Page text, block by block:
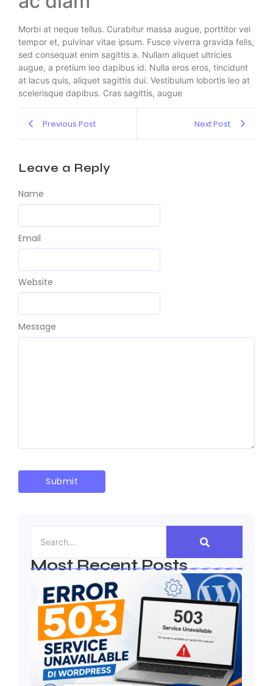
Morbi at neque tellus. Curabitur massa augue, porttitor vel
tempor et, pulvinar vitae ipsum. Fusce viverra gravida felis,
sed consequat enim sagittis a. Nullam aliquet ultricies
augue, a pretium leo dapibus id. Nulla eros eros, tincidunt
at lacus quis, aliquet sagittis dui. Vestibulum lobortis leo at
scelerisque dapibus. Cras sagittis, augue
Previous Post Next Post
Leave a Reply
Message
Name
Email
Website
Most Recent Posts